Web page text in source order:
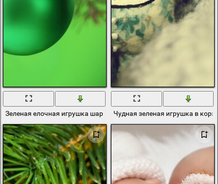
Зеленая елочная игрушка шар Чудная зеленая игрушка в